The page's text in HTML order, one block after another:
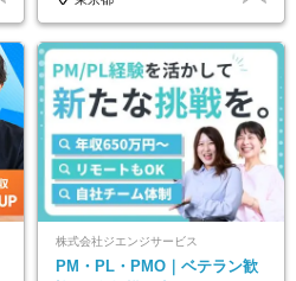
株式会社ジエンジサービス
PM・PL・PMO｜ベテラン歓